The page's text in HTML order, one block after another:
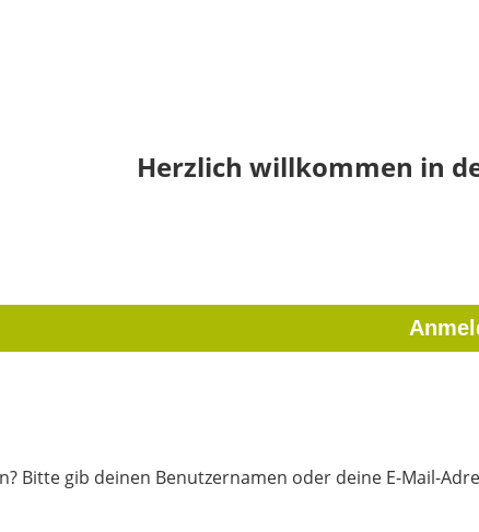
Herzlich willkommen in
Bitte gib deinen Benutzernamen oder deine E-Mail-